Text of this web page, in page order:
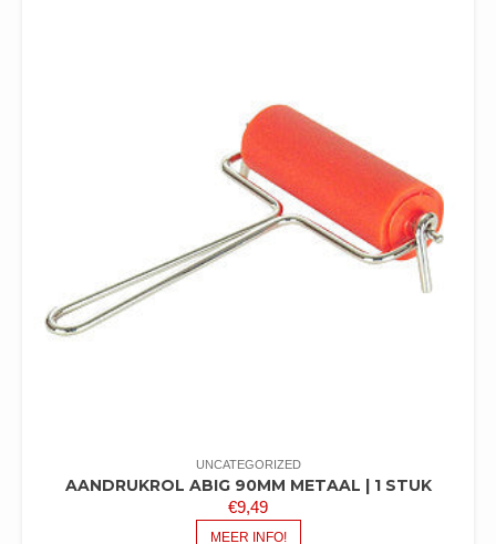
UNCATEGORIZED
AANDRUKROL ABIG 90MM METAAL | 1 STUK
€9,49
MEER INFO!